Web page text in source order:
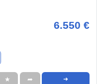
6.550 €
★ ➦ ➜